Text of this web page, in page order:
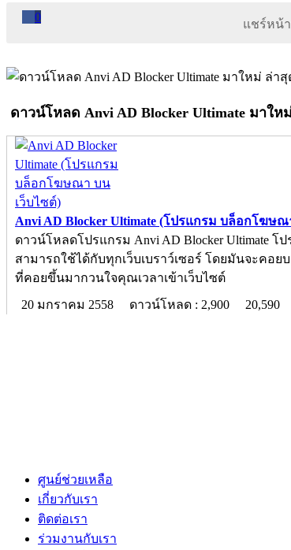
0
แชร์หน้า
ดาวน์โหลด Anvi AD Blocker Ultimate มาให
Anvi AD Blocker Ultimate (โปรแกรม บล็อกโฆษณ
ดาวน์โหลดโปรแกรม Anvi AD Blocker Ultimate
สามารถใช้ได้กับทุกเว็บเบราว์เซอร์ โดยมันจะคอ
ที่คอยขึ้นมากวนใจคุณเวลาเข้าเว็บไซต์
20 มกราคม 2558
ดาวน์โหลด : 2,900 20,590
ศูนย์ช่วยเหลือ
เกี่ยวกับเรา
ติดต่อเรา
ร่วมงานกับเรา